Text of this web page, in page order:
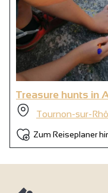
Treasure hunts in
Tournon-sur-
Zum Reiseplaner